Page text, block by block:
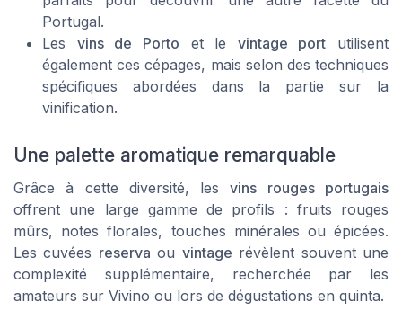
Portugal.
Les vins de Porto et le vintage port utilisent
également ces cépages, mais selon des techniques
spécifiques abordées dans la partie sur la
vinification.
Une palette aromatique remarquable
Grâce à cette diversité, lesvins rouges portugais
offrent une large gamme de profils : fruits rouges
mûrs, notes florales, touches minérales ou épicées.
Les cuvées reserva ou vintage révèlent souvent une
complexité supplémentaire, recherchée par les
amateurs sur Vivino ou lors de dégustations en quinta.